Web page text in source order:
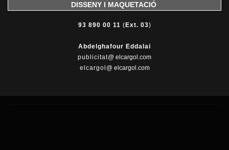
DISSENY I MAQUETACIÓ
93 890 00 11 ( Ext. 03)
Abdelghafour Eddalai
publicitat@ elcargol.com
elcargol @ elcargol.com